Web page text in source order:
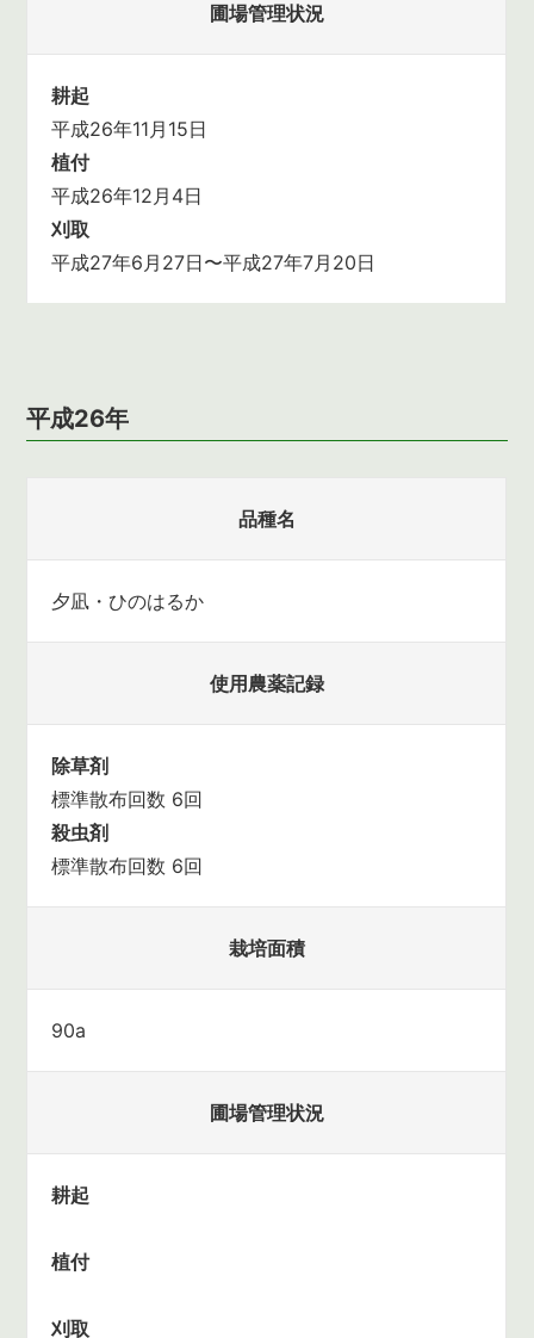
圃場管理状況
耕起
平成26年11月15日
植付
平成26年12月4日
刈取
平成27年6月27日〜平成27年7月20日
平成26年
品種名
夕凪・ひのはるか
使用農薬記録
除草剤
標準散布回数 6回
殺虫剤
標準散布回数 6回
栽培面積
90a
圃場管理状況
耕起
植付
刈取